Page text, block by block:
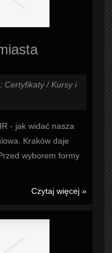
Certyfikaty / Kursy i
- jak widać nasza
Kraków daje
wyborem formy
Czytaj więcej »